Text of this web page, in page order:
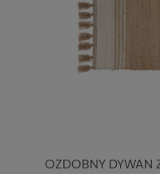
OZDOBNY DYWAN